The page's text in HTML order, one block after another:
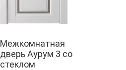
Межкомнатная
дверь Аурум 3 со
стеклом